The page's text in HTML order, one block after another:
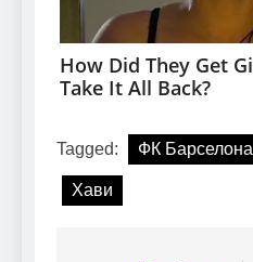
Tagged: ФК Барселона
Хави